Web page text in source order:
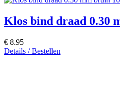
Klos bind draad 0.30
€ 8.95
Details / Bestellen